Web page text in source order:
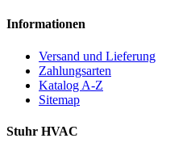
Informationen
Versand und Lieferung
Zahlungsarten
Katalog A-Z
Sitemap
Stuhr HVAC